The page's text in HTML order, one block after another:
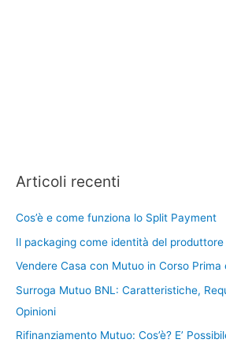
Articoli recenti
Cos’è e come funziona lo Split Payment
Il packaging come identità del produttore
Vendere Casa con Mutuo in Corso Prima
Surroga Mutuo BNL: Caratteristiche,
Opinioni
Rifinanziamento Mutuo: Cos’è? E’